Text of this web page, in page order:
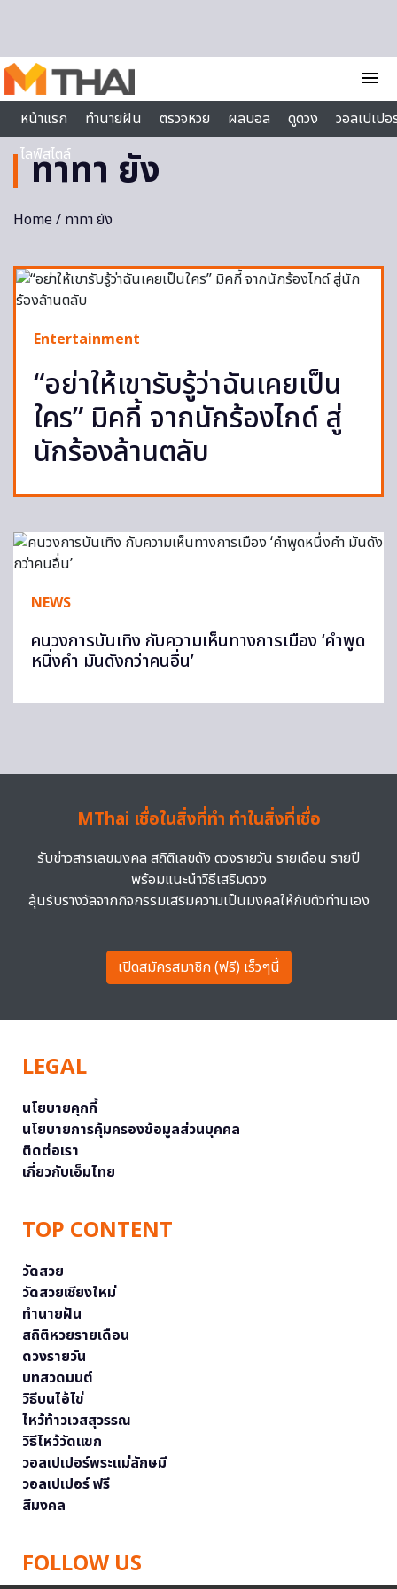
menu
หน้าแรก
ทำนายฝัน ตรวจหวย ผลบอล ดูดวง
วอลเปเป
ไลฟ์สไตล์
ทาทา ยัง
Home/ ทาทา ยัง
Entertainment
“อย่าให้เขารับรู้ว่าฉันเคยเป็น
ใคร” มิคกี้ จากนักร้องไกด์ สู่
นักร้องล้านตลับ
NEWS
คนวงการบันเทิง กับความเห็นทางการเมือง ‘คำพูด
หนึ่งคำ มันดังกว่าคนอื่น’
MThai เชื่อในสิ่งที่ทำ ทำในสิ่งที่เชื่อ
รับข่าวสารเลขมงคล สถิติเลขดัง ดวงรายวัน รายเดือน รายปี
พร้อมแนะนำวิธีเสริมดวง
ลุ้นรับรางวัลจากกิจกรรมเสริมความเป็นมงคลให้กับตัวท่านเอง
เปิดสมัครสมาชิก (ฟรี) เร็วๆนี้
LEGAL
นโยบายคุกกี้
นโยบายการคุ้มครองข้อมูลส่วนบุคคล
ติดต่อเรา
เกี่ยวกับเอ็มไทย
TOP CONTENT
วัดสวย
วัดสวยเชียงใหม่
ทำนายฝัน
สถิติหวยรายเดือน
ดวงรายวัน
บทสวดมนต์
วิธีบนไอ้ไข่
ไหว้ท้าวเวสสุวรรณ
วิธีไหว้วัดแขก
วอลเปเปอร์พระแม่ลักษมี
วอลเปเปอร์ ฟรี
สีมงคล
FOLLOW US